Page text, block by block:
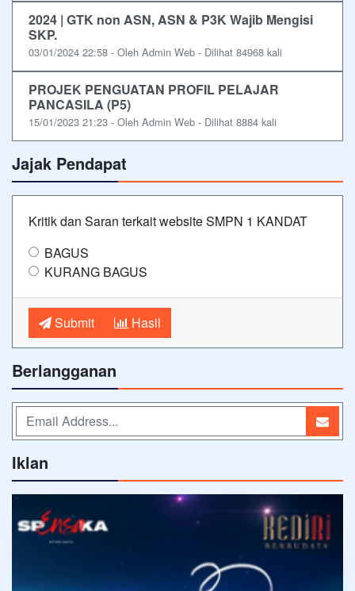
2024 | GTK non ASN, ASN & P3K Wajib Mengisi
SKP.
03/01/2024 22:58 - Oleh Admin Web - Dilihat 84968 kali
PROJEK PENGUATAN PROFIL PELAJAR
PANCASILA (P5)
15/01/2023 21:23 - Oleh Admin Web - Dilihat 8884 kali
Jajak Pendapat
Kritik dan Saran terkait website SMPN 1 KANDAT
BAGUS
KURANG BAGUS
Submit Hasil
Berlangganan
Iklan